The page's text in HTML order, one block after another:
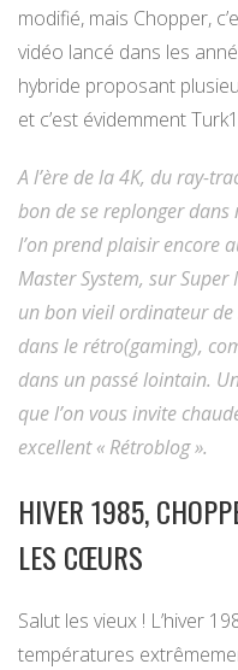
modifié, mais Chopper,
vidéo lancé dans les
hybride proposant
et c’est évidemment
A l’ère de la 4K, du ray-
bon de se replonger dans
l’on prend plaisir encore
Master System, sur
un bon vieil ordinateur de
dans le rétro(gaming),
dans un passé lointain.
que l’on vous invite
excellent « Rétroblog ».
HIVER 1985,
LES CŒURS
Salut les vieux ! L’hiver
températures